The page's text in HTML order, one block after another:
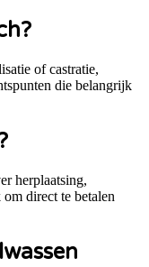
of castratie,
die belangrijk
herplaatsing,
direct te betalen